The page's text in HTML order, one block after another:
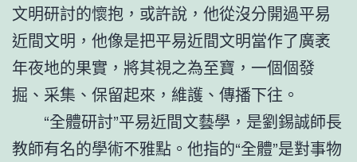
文明研討的懷抱，或許說，他從沒分開過平易
近間文明，他像是把平易近間文明當作了廣袤
年夜地的果實，將其視之為至寶，一個個發
掘、采集、保留起來，維護、傳播下往。
“全體研討”平易近間文藝學，是劉錫誠師長
教師有名的學術不雅點。他指的“全體”是對事物